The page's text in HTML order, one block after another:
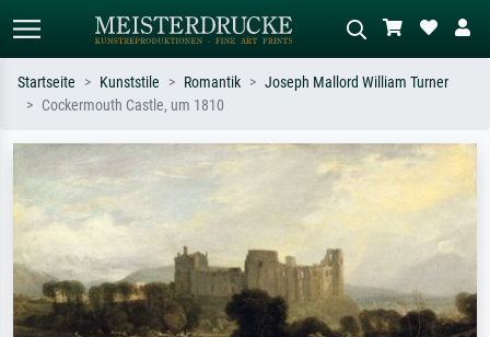
Suchen Sie nach Künstlern, Werktiteln
oder Stilen – z.B. Monet,
Sternennacht, Impressionismus, Welle
Hokusai, Akt.
Beschreiben Sie die Szene – z.B. Grüne
Wiese, Abstrakt mit viel Rot, Dunkles
Startseite Kunststile Romantik
Joseph Mallord William Turner
Cockermouth Castle, um 1810